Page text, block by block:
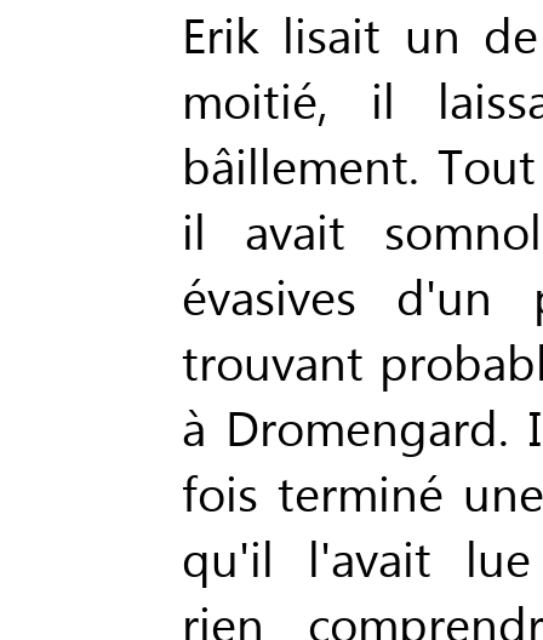
Erik lisait un
moitié, il
bâillement.
il avait
évasives
trouvant
à Dromengard.
fois terminé
qu'il l'avait lue
rien